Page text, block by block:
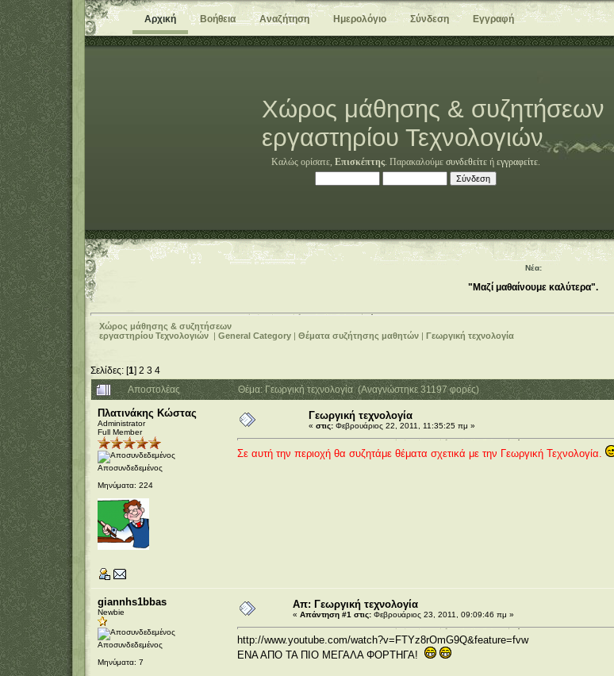
Αρχική Βοήθεια Αναζήτηση Ημερολόγιο Σύνδεση Εγγραφή
Χώρος μάθησης & συζητήσεων
εργαστηρίου Τεχνολογιών
Καλώς ορίσατε, Επισκέπτης. Παρακαλούμε συνδεθείτε ή εγγραφείτε.
Νέα:
"Μαζί μαθαίνουμε καλύτερα".
Χώρος μάθησης & συζητήσεων
εργαστηρίου Τεχνολογιών |General Category |Θέματα συζήτησης μαθητών |Γεωργική τεχνολογία
Σελίδες: [1] 2 3 4
Αποστολέας Θέμα: Γεωργική τεχνολογία (Αναγνώστηκε 31197 φορές)
Πλατινάκης Κώστας
Administrator
Full Member
Αποσυνδεδεμένος
Μηνύματα: 224
Γεωργική τεχνολογία
« στις:Φεβρουάριος 22, 2011, 11:35:25 πμ »
Σε αυτή την περιοχή θα συζητάμε θέματα σχετικά με την Γεωργική Τεχνολογία.
giannhs1bbas
Newbie
Αποσυνδεδεμένος
Μηνύματα: 7
Απ: Γεωργική τεχνολογία
« Απάντηση #1 στις:Φεβρουάριος 23, 2011, 09:09:46 πμ »
http://www.youtube.com/watch?v=FTYz8rOmG9Q&feature=fvw
ΕΝΑ ΑΠΟ ΤΑ ΠΙΟ ΜΕΓΑΛΑ ΦΟΡΤΗΓΑ!